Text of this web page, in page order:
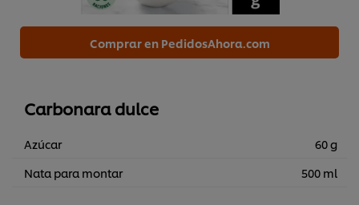
Comprar en PedidosAhora.com
Carbonara dulce
Azúcar
60 g
Nata para montar
500 ml